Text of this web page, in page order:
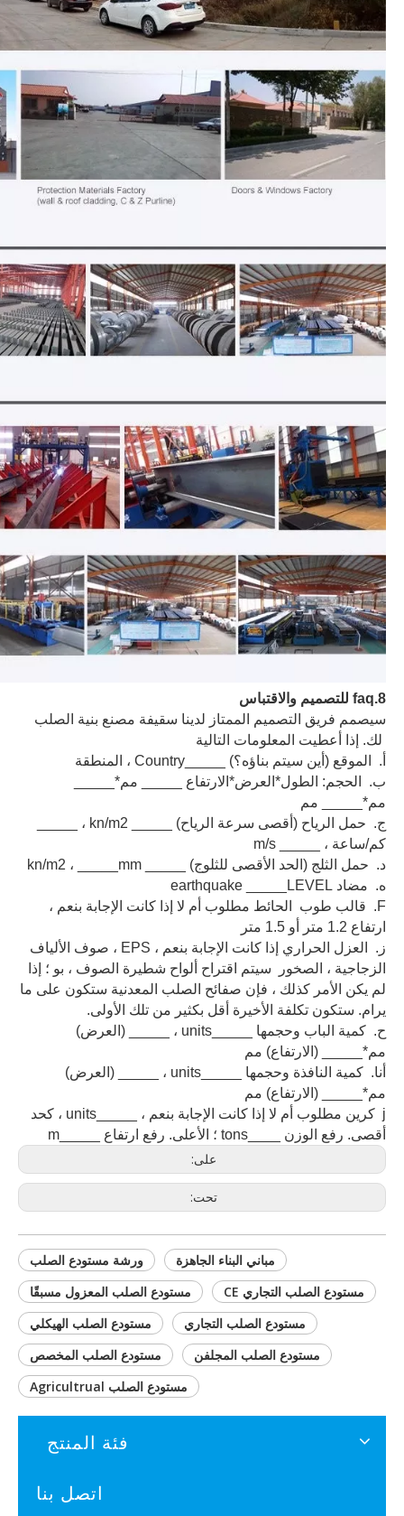
8.faq للتصميم والاقتباس
سيصمم فريق التصميم الممتاز لدينا سقيفة مصنع بنية الصلب
لك. إذا أعطيت المعلومات التالية
أ. الموقع (أين سيتم بناؤه؟) _____Country ، المنطقة
ب. الحجم: الطول*العرض*الارتفاع _____ مم*_____
مم*_____ مم
ج. حمل الرياح (أقصى سرعة الرياح) _____ kn/m2 ، _____
كم/ساعة ، _____ m/s
د. حمل الثلج (الحد الأقصى للثلوج) _____ kn/m2 ، _____mm
ه. مضاد earthquake _____LEVEL
F. قالب طوب الحائط مطلوب أم لا إذا كانت الإجابة بنعم ،
ارتفاع 1.2 متر أو 1.5 متر
ز. العزل الحراري إذا كانت الإجابة بنعم ، EPS ، صوف الألياف
الزجاجية ، الصخور سيتم اقتراح ألواح شطيرة الصوف ، بو ؛ إذا
لم يكن الأمر كذلك ، فإن صفائح الصلب المعدنية ستكون على ما
يرام. ستكون تكلفة الأخيرة أقل بكثير من تلك الأولى.
ح. كمية الباب وحجمها _____units ، _____ (العرض)
مم*_____ (الارتفاع) مم
أنا. كمية النافذة وحجمها _____units ، _____ (العرض)
مم*_____ (الارتفاع) مم
j كرين مطلوب أم لا إذا كانت الإجابة بنعم ، _____units ، كحد
أقصى. رفع الوزن ____tons ؛ الأعلى. رفع ارتفاع _____m
على:
تحت:
ورشة مستودع الصلب
مباني البناء الجاهزة
مستودع الصلب المعزول مسبقًا
مستودع الصلب التجاري CE
مستودع الصلب الهيكلي
مستودع الصلب التجاري
مستودع الصلب المخصص
مستودع الصلب المجلفن
مستودع الصلب Agricultrual
فئة المنتج
اتصل بنا